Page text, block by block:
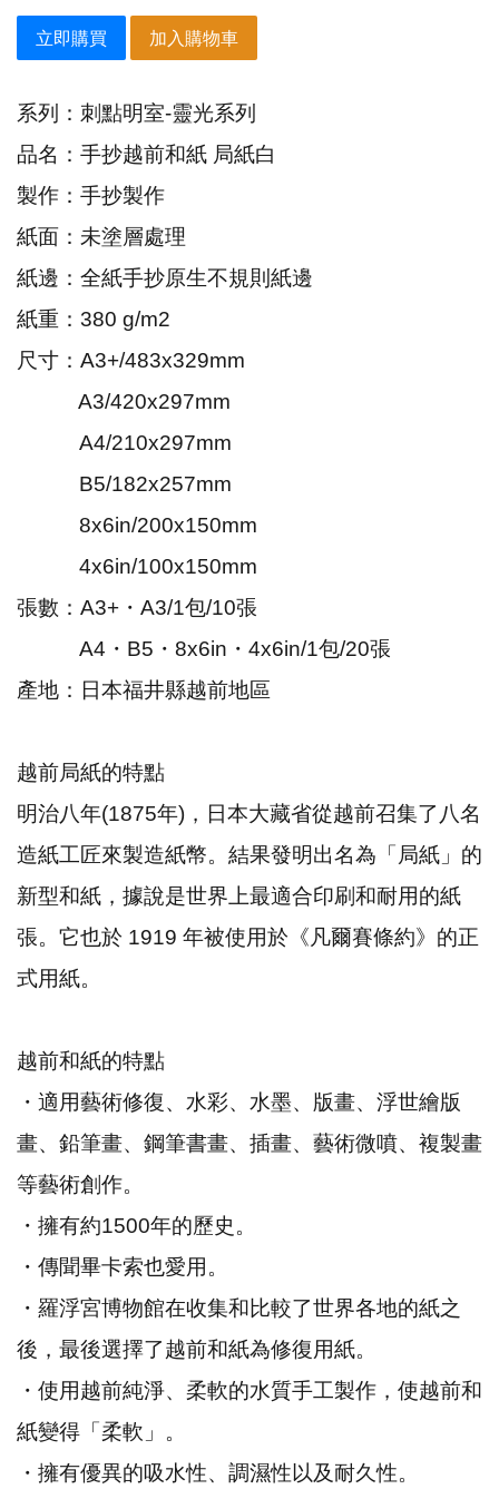
立即購買 加入購物車
系列： 刺點明室-靈光系列
品名： 手抄越前和紙 局紙白
製作：手抄製作
紙面：未塗層處理
紙邊 ：全紙手抄原生不規則紙邊
紙重：380 g/m2
尺寸：A3+/483x329mm
A3/420x297mm
A4/210x297mm
B5/182x257mm
8x6in/200x150mm
4x6in/100x150mm
張數：A3+ ・ A3/1包/10張
A4 ・ B5 ・ 8x6in ・ 4x6in/1包/20張
產地：日本福井縣越前地區
越前局紙的特點
明治八年(1875年)，日本大藏省從越前召集了八名
造紙工匠來製造紙幣。結果發明出名為「局紙」 的
新型和紙，據說是世界上最適合印刷和耐用的紙
張。它也於 1919 年被使用於《凡爾賽條約》的正
式用紙。
越前和紙的特點
・適用藝術修復、水彩、水墨、版畫、浮世繪版
畫、鉛筆畫、鋼筆書畫、插畫、藝術微噴、複製畫
等藝術創作。
・擁有約1500年的歷史。
・傳聞畢卡索也愛用。
・羅浮宮博物館在收集和比較了世界各地的紙之
後，最後選擇了越前和紙為修復用紙。
・使用越前純淨、柔軟的水質手工製作，使越前和
紙變得「柔軟」。
・擁有優異的吸水性、調濕性以及耐久性。